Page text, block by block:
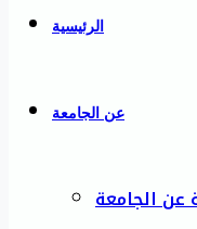
الرئيسية
عن الجامعة
عن الجامعة